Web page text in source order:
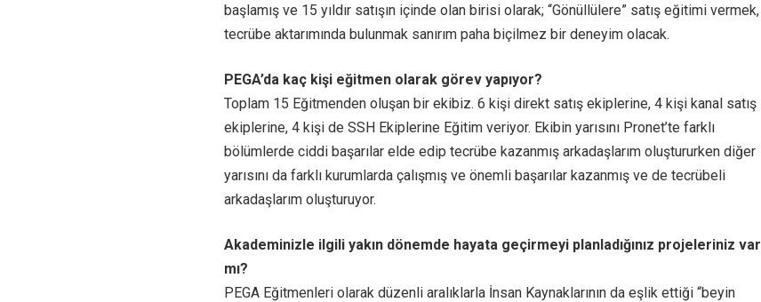
başlamış ve 15 yıldır satışın içinde olan birisi olarak; “Gönüllülere” satış eğitimi vermek,
tecrübe aktarımında bulunmak sanırım paha biçilmez bir deneyim olacak.
PEGA’da kaç kişi eğitmen olarak görev yapıyor?
Toplam 15 Eğitmenden oluşan bir ekibiz. 6 kişi direkt satış ekiplerine, 4 kişi kanal satış
ekiplerine, 4 kişi de SSH Ekiplerine Eğitim veriyor. Ekibin yarısını Pronet’te farklı
bölümlerde ciddi başarılar elde edip tecrübe kazanmış arkadaşlarım oluştururken diğer
yarısını da farklı kurumlarda çalışmış ve önemli başarılar kazanmış ve de tecrübeli
arkadaşlarım oluşturuyor.
Akademinizle ilgili yakın dönemde hayata geçirmeyi planladığınız projeleriniz var
mı?
PEGA Eğitmenleri olarak düzenli aralıklarla İnsan Kaynaklarının da eşlik ettiği “beyin